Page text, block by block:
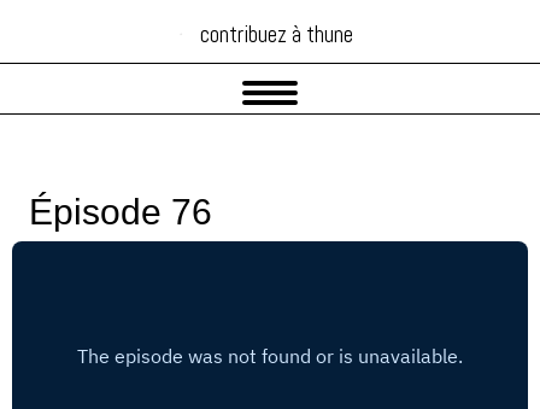
contribuez à thune
contribuez à thune
Épisode 76